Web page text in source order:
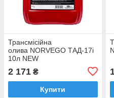
Трансмісійна
олива NORVEGO ТАД-17і
10л NEW
2 171 ₴
Купити